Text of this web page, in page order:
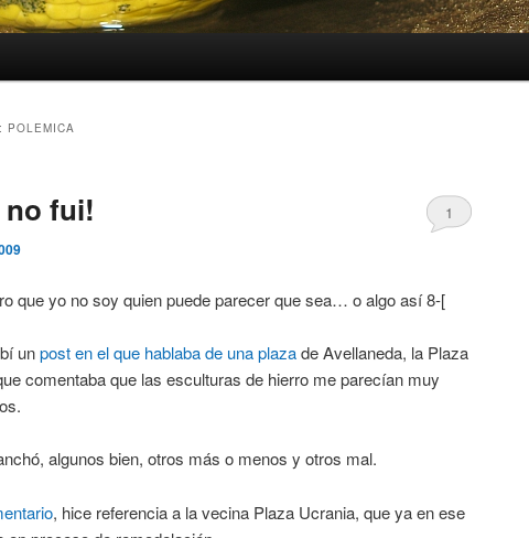
POLEMICA
no fui! 1
que yo no soy quien puede parecer que sea… o algo así 8-[
unpost en el que hablaba de una plazade Avellaneda, la Plaza
comentaba que las esculturas de hierro me parecían muy
algunos bien, otros más o menos y otros mal.
, hice referencia a la vecina Plaza Ucrania, que ya en ese